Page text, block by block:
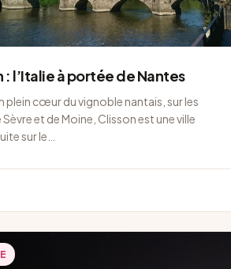
: l’Italie à portée de Nantes
plein cœur du vignoble nantais, sur les
et de Moine, Clisson est une ville
sur le…